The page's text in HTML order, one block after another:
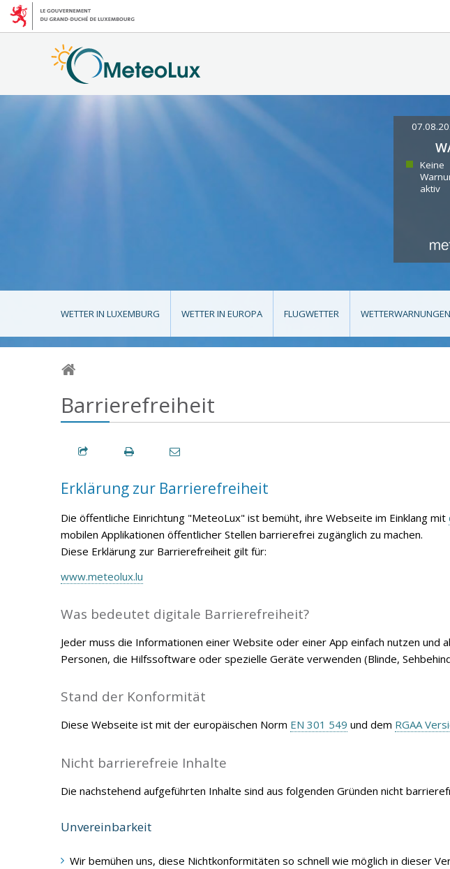
Keine
aktiv
WETTER IN LUXEMBURG WETTER IN EUROPA FLUGWETTER WETTERWARNUNGEN
Barrierefreiheit
Erklärung zur Barrierefreiheit
Die öffentliche Einrichtung "MeteoLux" ist bemüht, ihre Webseite im Einklang mit
mobilen Applikationen öffentlicher Stellen barrierefrei zugänglich zu machen.
Diese Erklärung zur Barrierefreiheit gilt für:
www.meteolux.lu
Was bedeutet digitale Barrierefreiheit?
Jeder muss die Informationen einer Website oder einer App einfach nutzen
Personen, die Hilfssoftware oder spezielle Geräte verwenden (Blinde,
Stand der Konformität
Diese Webseite ist mit der europäischen Norm EN 301 549 und dem RGAA
Nicht barrierefreie Inhalte
Die nachstehend aufgeführten Inhalte sind aus folgenden Gründen nicht
Unvereinbarkeit
Wir bemühen uns, diese Nichtkonformitäten so schnell wie möglich in dieser